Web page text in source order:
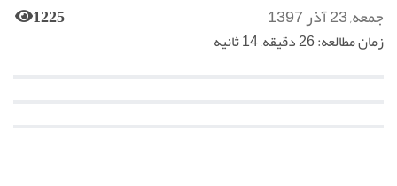
جمعه, 23 آذر 1397 1225
زمان مطالعه: 26 دقیقه, 14 ثانیه